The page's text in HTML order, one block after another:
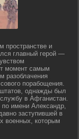
пространстве и
главный герой —
момент самым
разоблачения
порабощения.
однажды был
в Афганистан.
имени Александр,
заступившей в
военных, которым